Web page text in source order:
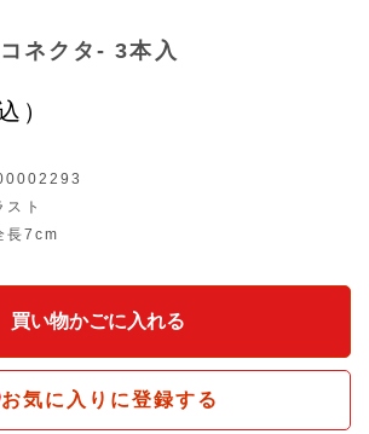
ネクタ- 3本入
スト
長7cm
お気に入りに登録する